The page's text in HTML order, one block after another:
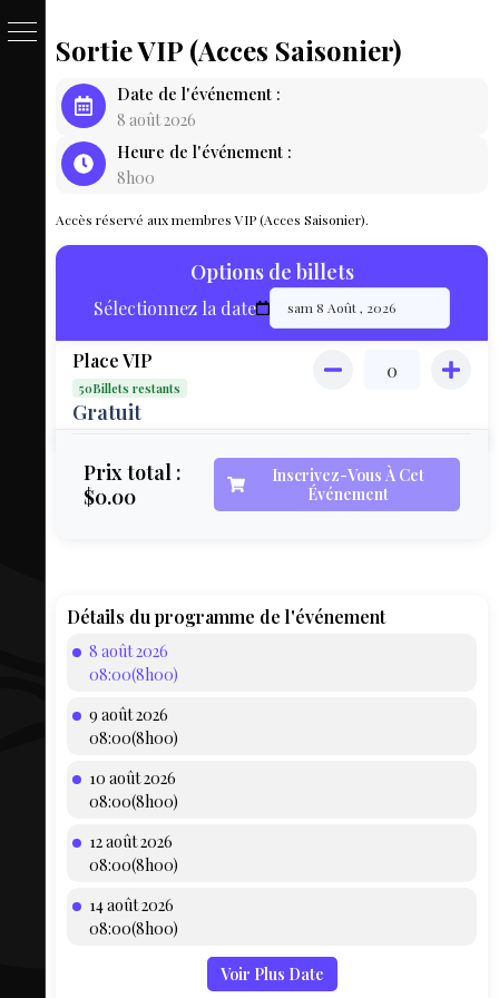
PASSE
BILLET
LIVE
MAP
MON
COMPTE
AEQ
Sortie VIP (Acces Saisonier)
Date de l'événement :
8 août 2026
Heure de l'événement :
8h00
Accès réservé aux membres VIP (Acces Saisonier).
Options de billets
Sélectionnez la date
Place VIP
50Billets restants
Gratuit
Prix total :
$0.00
Inscrivez-Vous À Cet
Événement
Détails du programme de l'événement
8 août 2026
08:00(8h00)
9 août 2026
08:00(8h00)
10 août 2026
08:00(8h00)
12 août 2026
08:00(8h00)
14 août 2026
08:00(8h00)
Voir Plus Date